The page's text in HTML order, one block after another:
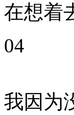
在想着
04
我因为